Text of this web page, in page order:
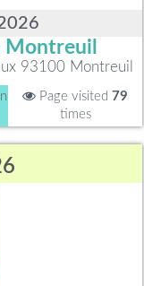
Montreuil
93100 Montreuil
Page visited 79
times